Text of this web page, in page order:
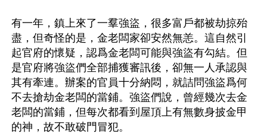
有一年，鎮上來了一羣強盜，很多富戶都被劫掠殆
盡，但奇怪的是，金老闆家卻安然無恙。這自然引
起官府的懷疑，認爲金老闆可能與強盜有勾結。但
是官府將強盜們全部捕獲審訊後，卻無一人承認與
其有牽連。辦案的官員十分納悶，就詰問強盜爲何
不去搶劫金老闆的當鋪。強盜們說，曾經幾次去金
老闆的當鋪，但每次都看到屋頂上有無數身披金甲
的神，故不敢破門冒犯。